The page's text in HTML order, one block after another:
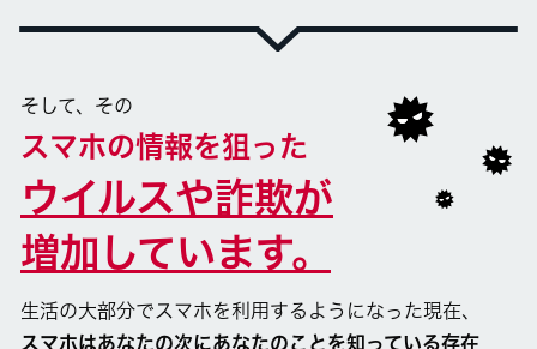
そして、その
スマホの情報を狙った
ウイルスや詐欺が
増加しています。
生活の大部分でスマホを利用するようになった現在、
スマホはあなたの次にあなたのことを知っている存在